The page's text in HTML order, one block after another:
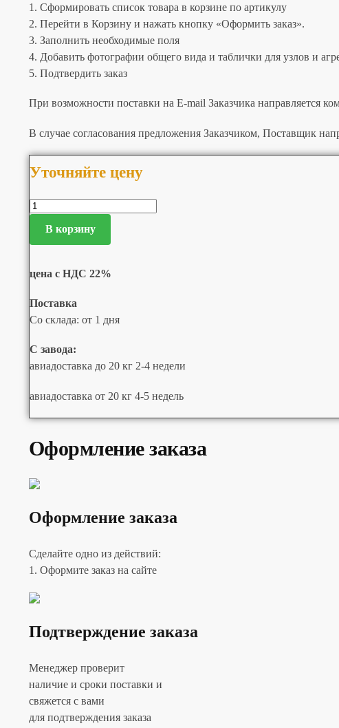
1. Сформировать список товара в корзине по артикулу
2. Перейти в Корзину и нажать кнопку «Оформить заказ».
3. Заполнить необходимые поля
4. Добавить фотографии общего вида и таблички для узлов и
5. Подтвердить заказ
При возможности поставки на E-mail Заказчика направляется
В случае согласования предложения Заказчиком, Поставщик
Уточняйте цену
В корзину
цена с НДС 22%
Поставка
Со склада: от 1 дня
С завода:
авиадоставка до 20 кг 2-4 недели
авиадоставка от 20 кг 4-5 недель
Оформление заказа
Оформление заказа
Сделайте одно из действий:
1. Оформите заказ на сайте
Подтверждение заказа
Менеджер проверит
наличие и сроки поставки и
свяжется с вами
для подтверждения заказа